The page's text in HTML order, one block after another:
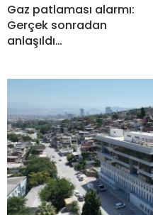
Gaz patlaması alarmı:
Gerçek sonradan
anlaşıldı…